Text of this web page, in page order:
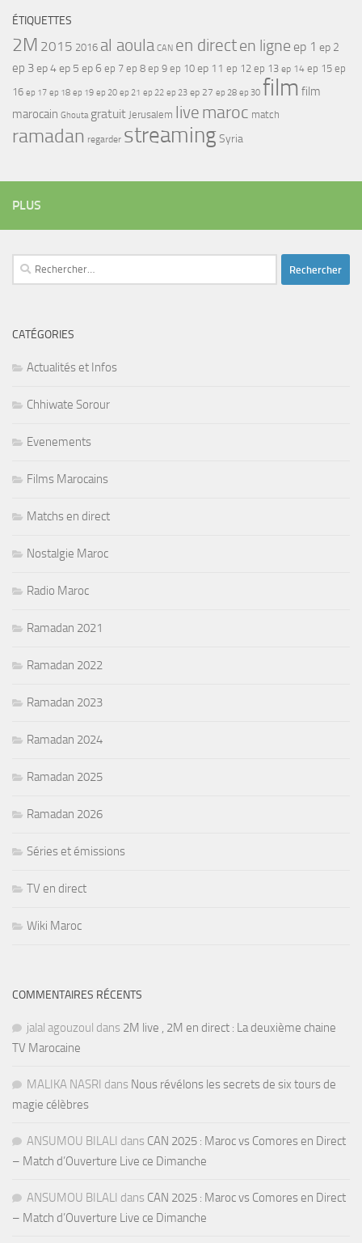
ÉTIQUETTES
2M 2015 2016 al aoula CAN en directen ligne ep 1 ep 2
ep 3ep 4ep 5 ep 6 ep 7 ep 8 ep 9 ep 10 ep 11 ep 12 ep 13 ep 14 ep 15 ep
16 ep 17 ep 18 ep 19 ep 20 ep 21 ep 22 ep 23 ep 27 ep 28 ep 30 film film
marocain Ghouta gratuit Jerusalem live maroc match
ramadan regarder streamingSyria
PLUS
Rechercher :
CATÉGORIES
Actualités et Infos
Chhiwate Sorour
Evenements
Films Marocains
Matchs en direct
Nostalgie Maroc
Radio Maroc
Ramadan 2021
Ramadan 2022
Ramadan 2023
Ramadan 2024
Ramadan 2025
Ramadan 2026
Séries et émissions
TV en direct
Wiki Maroc
COMMENTAIRES RÉCENTS
jalal agouzoul dans 2M live , 2M en direct : La deuxième chaine
TV Marocaine
MALIKA NASRI dans Nous révélons les secrets de six tours de
magie célèbres
ANSUMOU BILALI dans CAN 2025 : Maroc vs Comores en Direct
– Match d’Ouverture Live ce Dimanche
ANSUMOU BILALI dans CAN 2025 : Maroc vs Comores en Direct
– Match d’Ouverture Live ce Dimanche